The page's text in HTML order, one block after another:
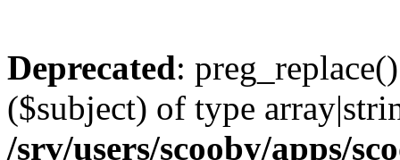
Deprecated:
($subject) of type
/srv/users/scooby/apps/